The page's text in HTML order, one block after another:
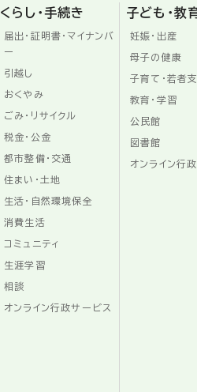
くらし・手続き
届出・証明書・マイナンバ
ー
引越し
おくやみ
ごみ・リサイクル
税金・公金
都市整備・交通
住まい・土地
生活・自然環境保全
消費生活
コミュニティ
生涯学習
相談
オンライン行政サービス
子ども・教
妊娠・出産
母子の健康
子育て・若者
教育・学習
公民館
図書館
オンライン行